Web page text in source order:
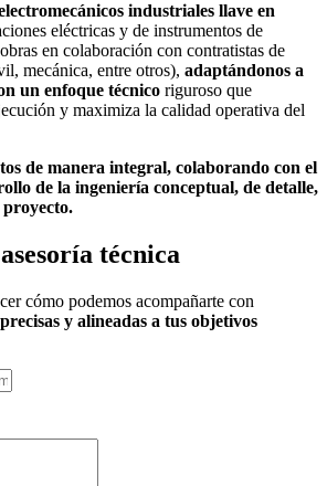
industriales llave en
eléctricas y de instrumentos de
en colaboración con contratistas de
mecánica, entre otros), adaptándonos a
un enfoque técnico riguroso que
y maximiza la calidad operativa del
de manera integral, colaborando con el
de la ingeniería conceptual, de detalle,
proyecto.
técnica
cómo podemos acompañarte con
y alineadas a tus objetivos